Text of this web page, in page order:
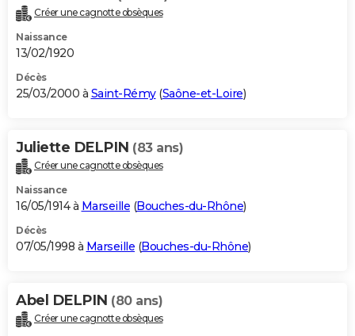
Créer une cagnotte obsèques
Naissance
13/02/1920
Décès
25/03/2000 à Saint-Rémy(Saône-et-Loire)
Juliette DELPIN (83 ans)
Créer une cagnotte obsèques
Naissance
16/05/1914 à Marseille (Bouches-du-Rhône)
Décès
07/05/1998 à Marseille (Bouches-du-Rhône)
Abel DELPIN (80 ans)
Créer une cagnotte obsèques